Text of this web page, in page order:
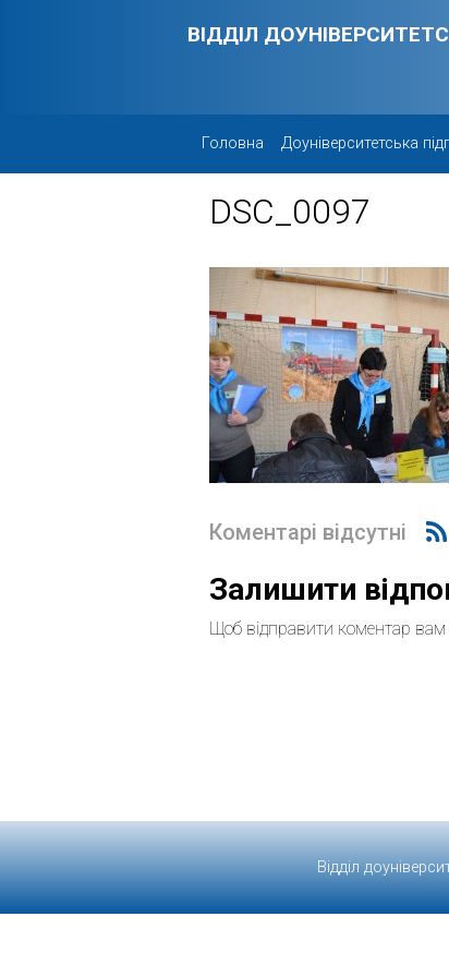
ВІДДІЛ
Головна Доуніверситетська
DSC_0097
Коментарі відсутні
Залишити
Щоб відправити коментар вам
Відділ